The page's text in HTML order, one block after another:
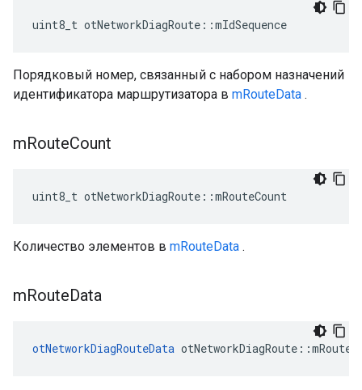
uint8_t otNetworkDiagRoute ::mIdSequence
Порядковый номер, связанный с набором назначений
идентификатора маршрутизатора в mRouteData .
mRouteCount
uint8_t otNetworkDiagRoute ::mRouteCount
Количество элементов в mRouteData .
mRouteData
otNetworkDiagRouteData otNetworkDiagRoute ::